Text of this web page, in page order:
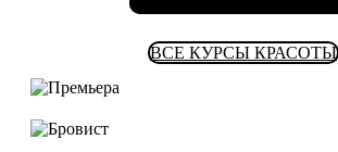
ВСЕ КУРСЫ КРАСОТЫ